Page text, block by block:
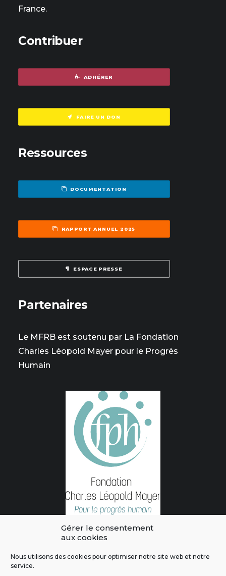
Gérer le consentement
aux cookies
Nous utilisons des cookies pour optimiser notre site web et notre
service.
France.
Contribuer
ADHÉRER
FAIRE UN DON
Ressources
DOCUMENTATION
RAPPORT ANNUEL 2025
ESPACE PRESSE
Partenaires
Le MFRB est soutenu par La Fondation
Charles Léopold Mayer pour le Progrès
Humain
L'intégralité des contenus de ce site sont publiés sous licence